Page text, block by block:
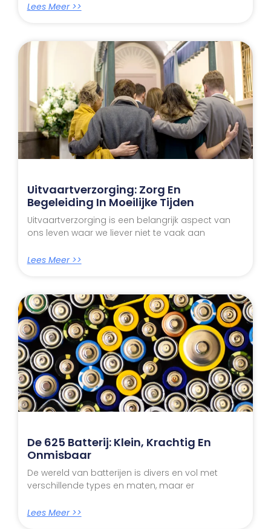
Lees Meer >>
Uitvaartverzorging: Zorg En
Begeleiding In Moeilijke Tijden
Uitvaartverzorging is een belangrijk aspect van
ons leven waar we liever niet te vaak aan
Lees Meer >>
De 625 Batterij: Klein, Krachtig En
Onmisbaar
De wereld van batterijen is divers en vol met
verschillende types en maten, maar er
Lees Meer >>